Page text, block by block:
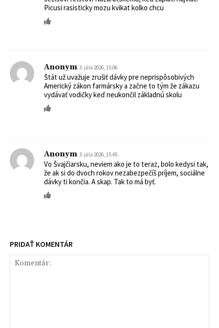
Picusi rasisticky mozu kvikat kolko chcu
Anonym 3. júla 2026, 15:06
Štát už uvažuje zrušiť dávky pre neprispôsobivých
Americký zákon farmársky a začne to tým že zákazu
vydávať vodičky keď neukončil základnú skolu
Anonym 3. júla 2026, 15:45
Vo Švajčiarsku, neviem ako je to teraz, bolo kedysi tak,
že ak si do dvoch rokov nezabezpečíš príjem, sociálne
dávky ti končia. A skap. Tak to má byť.
PRIDAŤ KOMENTÁR